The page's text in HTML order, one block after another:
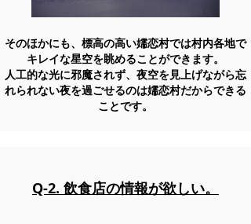
そのほかにも、標高の高い嬬恋村では村内各地で
キレイな星空を眺めることができます。
​人工的な光に邪魔されず、夜空を見上げながら忘
れられない夜を過ごせるのは嬬恋村だからできる
ことです。
Q-2. 飲食店の情報が欲しい。